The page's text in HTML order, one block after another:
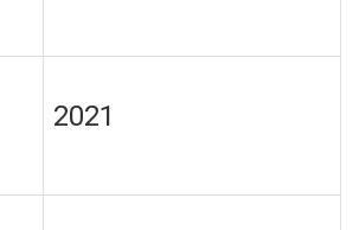
2021